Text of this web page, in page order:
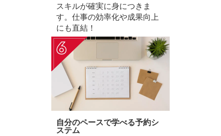
スキルが確実に身につきま
す。仕事の効率化や成果向上
にも直結！
自分のペースで学べる予約シ
ステム